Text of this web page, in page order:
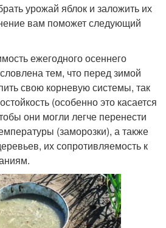
урожай яблок и заложить их
вам поможет следующий
ежегодного осеннего
тем, что перед зимой
свою корневую системы, так
(особенно это касается
они могли легче перенести
(заморозки), а также
их сопротивляемость к